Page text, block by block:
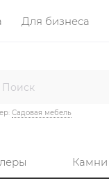
Для бизнеса
Садовая мебель
Камни